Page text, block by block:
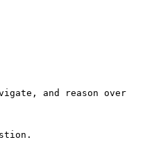
and reason over